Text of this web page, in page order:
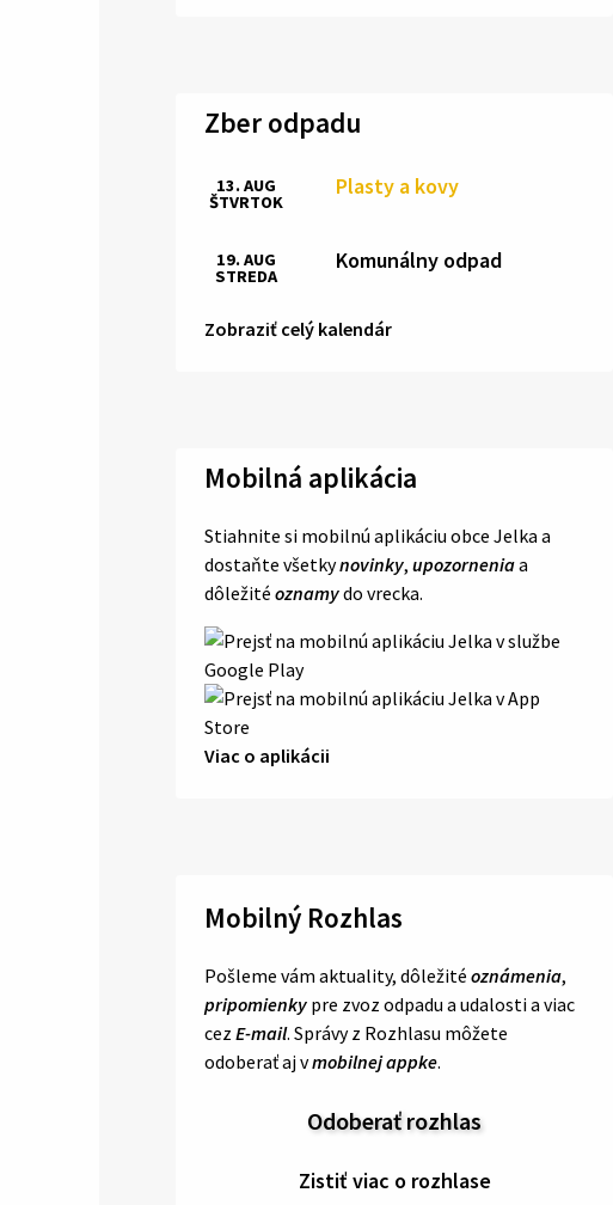
Zber odpadu
Plasty a kovy
13. AUG
ŠTVRTOK
Komunálny odpad
19. AUG
STREDA
Zobraziť celý kalendár
Mobilná aplikácia
Stiahnite si mobilnú aplikáciu obce Jelka a
dostaňte všetkynovinky, upozorneniaa
dôležité oznamydo vrecka.
Viac o aplikácii
Mobilný Rozhlas
Pošleme vám aktuality, dôležité oznámenia,
pripomienky pre zvoz odpadu a udalosti a viac
cez E-mail. Správy z Rozhlasu môžete
odoberať aj vmobilnej appke.
Odoberať rozhlas
Zistiť viac o rozhlase